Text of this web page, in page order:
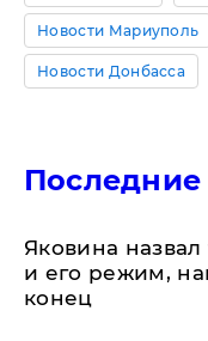
Новости Мариуполь
Новости Донбасса
Последние
Яковина назвал
и его режим,
конец